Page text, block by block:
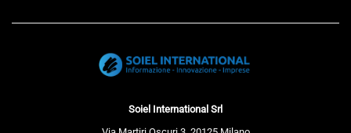
Soiel International Srl